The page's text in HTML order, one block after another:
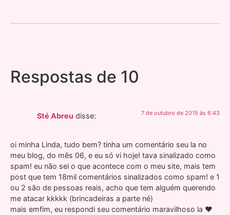
Respostas de 10
Sté Abreu disse: 7 de outubro de 2015 às 6:43
oi minha Linda, tudo bem? tinha um comentário seu la no
meu blog, do mês 06, e eu só vi hoje! tava sinalizado como
spam! eu não sei o que acontece com o meu site, mais tem
post que tem 18mil comentários sinalizados como spam! e 1
ou 2 são de pessoas reais, acho que tem alguém querendo
me atacar kkkkk (brincadeiras a parte né)
mais emfim, eu respondi seu comentário maravilhoso la ♥